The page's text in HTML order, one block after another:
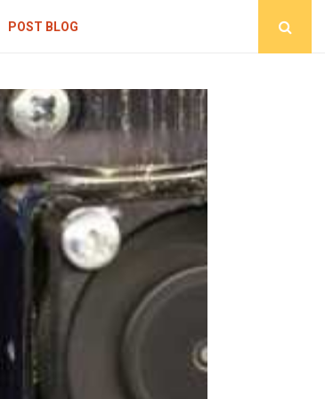
POST BLOG